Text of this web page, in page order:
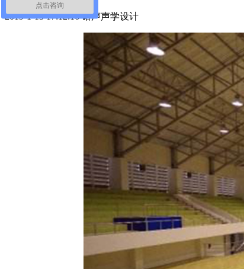
2019-1-15 17:12:16 诺声声学设计
点击咨询